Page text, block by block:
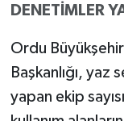
DENETİMLER
Ordu
Başkanlığı,
yapan ekip